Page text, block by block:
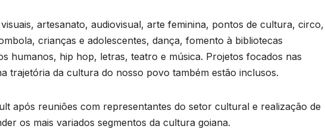
artesanato, audiovisual, arte feminina, pontos de cultura, circo,
crianças e adolescentes, dança, fomento à bibliotecas
humanos, hip hop, letras, teatro e música. Projetos focados nas
trajetória da cultura do nosso povo também estão inclusos.
após reuniões com representantes do setor cultural e realização de
os mais variados segmentos da cultura goiana.